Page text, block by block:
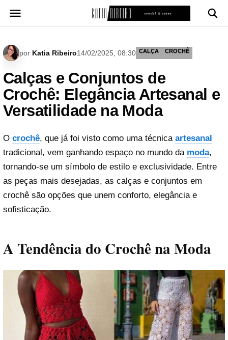
para
por Katia Ribeiro14/02/2025, 08:30 CALÇA CROCHÊ
Calças e Conjuntos de
Crochê: Elegância Artesanal e
Versatilidade na Moda
O crochê, que já foi visto como uma técnica artesanal
tradicional, vem ganhando espaço no mundo da moda,
tornando-se um símbolo de estilo e exclusividade. Entre
as peças mais desejadas, as calças e conjuntos em
crochê são opções que unem conforto, elegância e
sofisticação.
A Tendência do Crochê na Moda